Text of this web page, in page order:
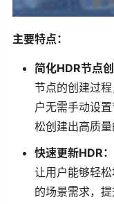
主要特点：
简化HDR节点创
节点的创建过
户无需手动设
松创建出高质量
快速更新HDR：
让用户能够轻
的场景需求，提